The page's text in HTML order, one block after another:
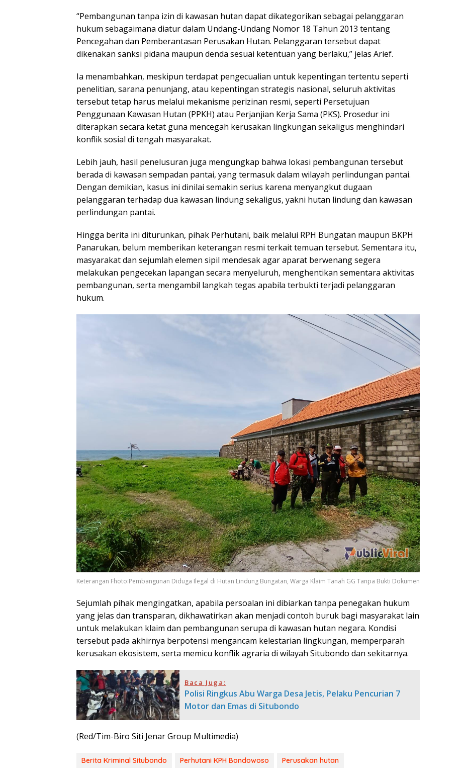
“Pembangunan tanpa izin di kawasan hutan dapat dikategorikan sebagai pelanggaran
hukum sebagaimana diatur dalam Undang-Undang Nomor 18 Tahun 2013 tentang
Pencegahan dan Pemberantasan Perusakan Hutan. Pelanggaran tersebut dapat
dikenakan sanksi pidana maupun denda sesuai ketentuan yang berlaku,” jelas Arief.
Ia menambahkan, meskipun terdapat pengecualian untuk kepentingan tertentu seperti
penelitian, sarana penunjang, atau kepentingan strategis nasional, seluruh aktivitas
tersebut tetap harus melalui mekanisme perizinan resmi, seperti Persetujuan
Penggunaan Kawasan Hutan (PPKH) atau Perjanjian Kerja Sama (PKS). Prosedur ini
diterapkan secara ketat guna mencegah kerusakan lingkungan sekaligus menghindari
konflik sosial di tengah masyarakat.
Lebih jauh, hasil penelusuran juga mengungkap bahwa lokasi pembangunan tersebut
berada di kawasan sempadan pantai, yang termasuk dalam wilayah perlindungan pantai.
Dengan demikian, kasus ini dinilai semakin serius karena menyangkut dugaan
pelanggaran terhadap dua kawasan lindung sekaligus, yakni hutan lindung dan kawasan
perlindungan pantai.
Hingga berita ini diturunkan, pihak Perhutani, baik melalui RPH Bungatan maupun BKPH
Panarukan, belum memberikan keterangan resmi terkait temuan tersebut. Sementara itu,
masyarakat dan sejumlah elemen sipil mendesak agar aparat berwenang segera
melakukan pengecekan lapangan secara menyeluruh, menghentikan sementara aktivitas
pembangunan, serta mengambil langkah tegas apabila terbukti terjadi pelanggaran
hukum.
Keterangan Fhoto:Pembangunan Diduga Ilegal di Hutan Lindung Bungatan, Warga Klaim Tanah GG Tanpa Bukti Dokumen
Sejumlah pihak mengingatkan, apabila persoalan ini dibiarkan tanpa penegakan hukum
yang jelas dan transparan, dikhawatirkan akan menjadi contoh buruk bagi masyarakat lain
untuk melakukan klaim dan pembangunan serupa di kawasan hutan negara. Kondisi
tersebut pada akhirnya berpotensi mengancam kelestarian lingkungan, memperparah
kerusakan ekosistem, serta memicu konflik agraria di wilayah Situbondo dan sekitarnya.
Baca Juga:
Polisi Ringkus Abu Warga Desa Jetis, Pelaku Pencurian 7
Motor dan Emas di Situbondo
(Red/Tim-Biro Siti Jenar Group Multimedia)
Berita Kriminal Situbondo Perhutani KPH Bondowoso Perusakan hutan